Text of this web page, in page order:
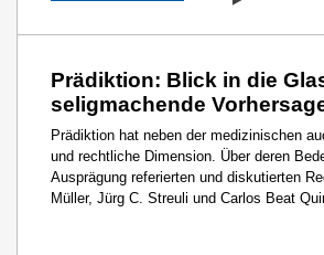
Prädiktion: Blick in die
seligmachende
Prädiktion hat neben der medizinischen
und rechtliche Dimension. Über deren
Ausprägung referierten und diskutierten
Müller, Jürg C. Streuli und Carlos Beat